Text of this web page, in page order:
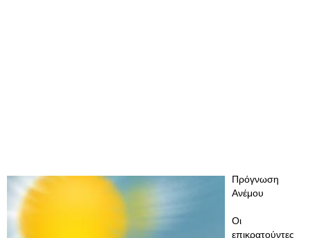
Πρόγνωση
Ανέμου
Οι
επικρατούντες